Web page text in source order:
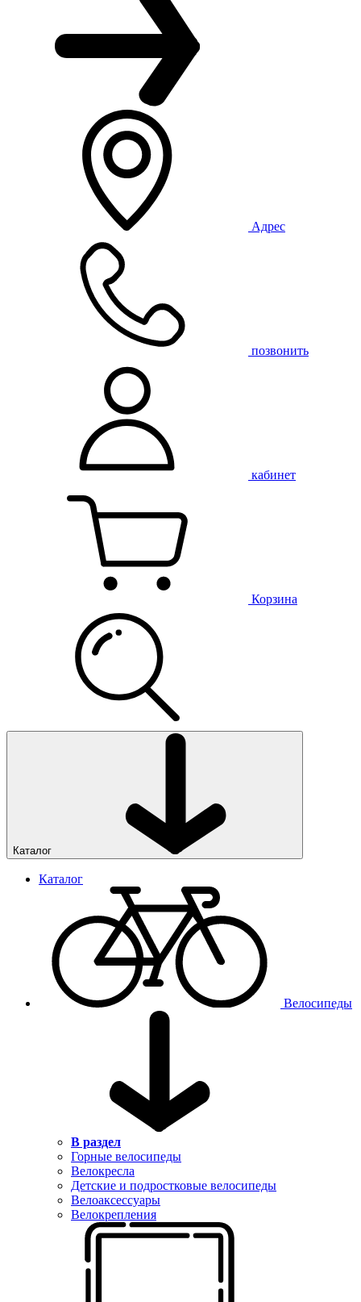
Адрес
позвонить
кабинет
Корзина
Каталог
Каталог
Велосипеды
В раздел
Горные велосипеды
Велокресла
Детские и подростковые велосипеды
Велоаксессуары
Велокрепления